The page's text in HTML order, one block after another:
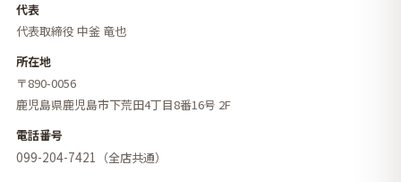
代表
代表取締役 中釜 竜也
所在地
〒890-0056
鹿児島県鹿児島市下荒田4丁目8番16号 2F
電話番号
099-204-7421 （全店共通）